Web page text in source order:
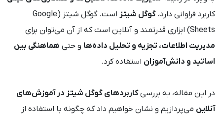
کاربرد فراوانی دارد، گوگل شیتز
است. گوگل شیتز (Google
Sheets) ابزاری قدرتمند و آنلاین است که از آن می‌توان برای
مدیریت اطلاعات، تجزیه و تحلیل داده‌ها و حتی هماهنگی بین
اساتید و دانش‌آموزان استفاده کرد.
در این مقاله، به بررسیکاربردهای گوگل شیتز در آموزش‌های
آنلاین می‌پردازیم و نشان خواهیم داد که چگونه با استفاده از